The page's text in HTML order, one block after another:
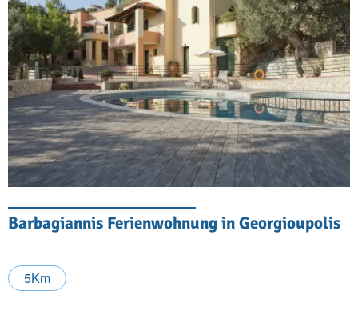
Barbagiannis Ferienwohnung in Georgioupolis
5Km